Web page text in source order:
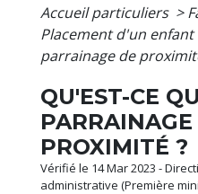
Accueil particuliers >
Placement d'un enfant
parrainage de
QU'EST-CE
PARRAINAGE
PROXIMITÉ ?
Vérifié le 14 Mar 2023 -
administrative (Première